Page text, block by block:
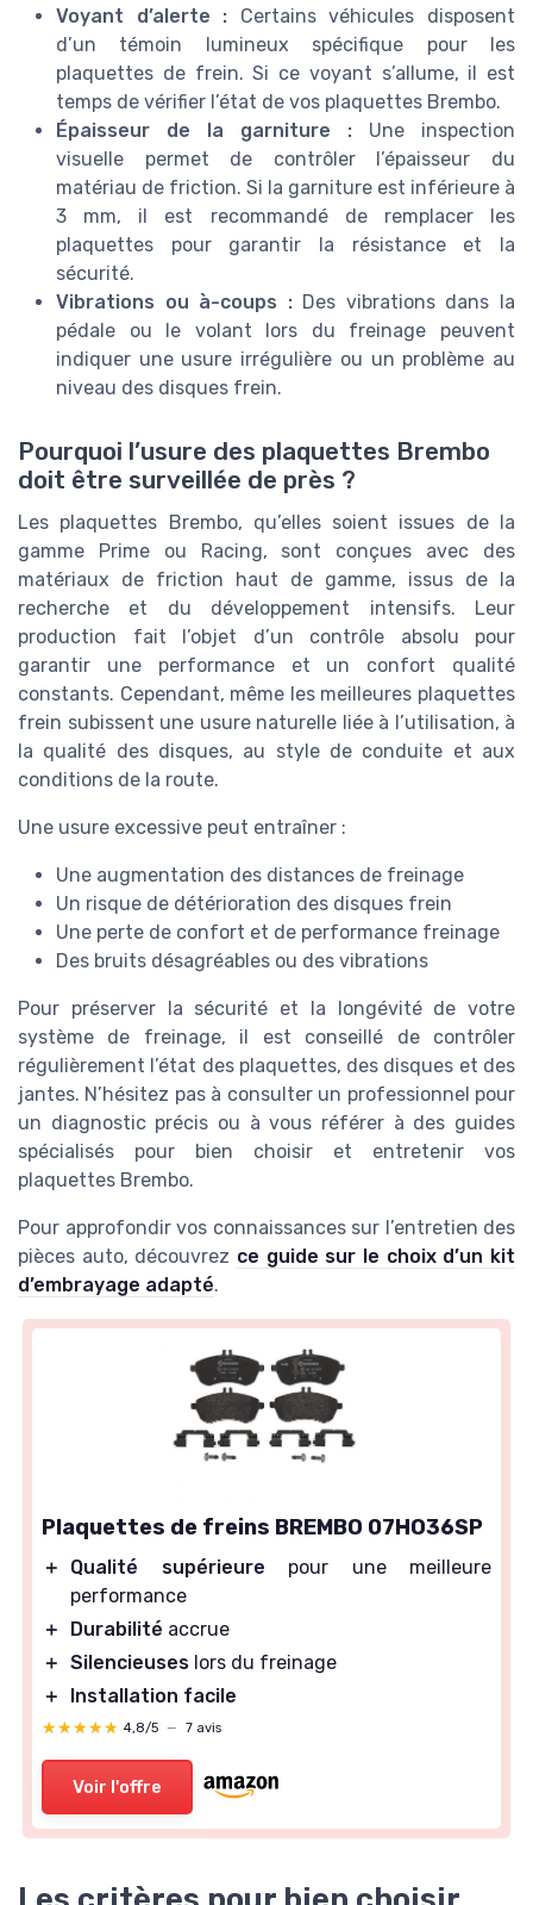
Voyant d’alerte : Certains véhicules disposent
d’un témoin lumineux spécifique pour les
plaquettes de frein. Si ce voyant s’allume, il est
temps de vérifier l’état de vos plaquettes Brembo.
Épaisseur de la garniture : Une inspection
visuelle permet de contrôler l’épaisseur du
matériau de friction. Si la garniture est inférieure à
3 mm, il est recommandé de remplacer les
plaquettes pour garantir la résistance et la
sécurité.
Vibrations ou à-coups :Des vibrations dans la
pédale ou le volant lors du freinage peuvent
indiquer une usure irrégulière ou un problème au
niveau des disques frein.
Pourquoi l’usure des plaquettes Brembo
doit être surveillée de près ?
Les plaquettes Brembo, qu’elles soient issues de la
gamme Prime ou Racing, sont conçues avec des
matériaux de friction haut de gamme, issus de la
recherche et du développement intensifs. Leur
production fait l’objet d’un contrôle absolu pour
garantir une performance et un confort qualité
constants. Cependant, même les meilleures plaquettes
frein subissent une usure naturelle liée à l’utilisation, à
la qualité des disques, au style de conduite et aux
conditions de la route.
Une usure excessive peut entraîner :
Une augmentation des distances de freinage
Un risque de détérioration des disques frein
Une perte de confort et de performance freinage
Des bruits désagréables ou des vibrations
Pour préserver la sécurité et la longévité de votre
système de freinage, il est conseillé de contrôler
régulièrement l’état des plaquettes, des disques et des
jantes. N’hésitez pas à consulter un professionnel pour
un diagnostic précis ou à vous référer à des guides
spécialisés pour bien choisir et entretenir vos
plaquettes Brembo.
Pour approfondir vos connaissances sur l’entretien des
pièces auto, découvrez ce guide sur le choix d’un kit
d’embrayage adapté.
Plaquettes de freins BREMBO 07HO36SP
＋ Qualité supérieure pour une meilleure
performance
＋
Durabilité accrue
＋ Silencieuses lors du freinage
＋
Installation facile
★★★★★
★★★★★ 4,8/5 — 7 avis
Voir l'offre